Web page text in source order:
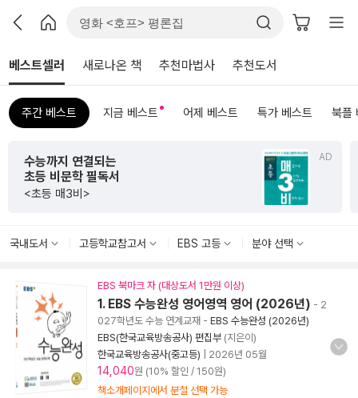
베스트셀러 새로나온 책 추천마법사 추천도서
주간 베스트 지금 베스트 어제 베스트 특가 베스트 북플
AD
수능까지 연결되는
초등 비문학 필독서
<초등 매3비>
국내도서 고등학교참고서 EBS 고등 분야 선택
EBS 북마크 자 (대상도서 1만원 이상)
1. EBS 수능완성 영어영역 영어 (2026년) - 2
027학년도 수능 연계교재 - EBS 수능완성 (2026년)
EBS(한국교육방송공사) 편집부 (지은이)
한국교육방송공사(중고등)
2026년 05월
14,040원 (10% 할인 / 150원)
책소개페이지에서 분철 선택 가능